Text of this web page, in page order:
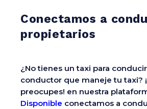
Conectamos a
propietarios
¿No tienes un taxi para
conductor que maneje tu taxi?
preocupes! en nuestra
Disponible conectamos a